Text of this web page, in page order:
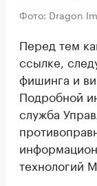
Фото: Dragon
Перед тем
ссылке,
фишинга и
Подробной
служба
технологий